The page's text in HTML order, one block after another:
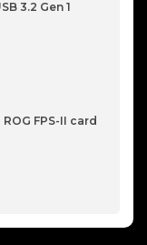
3.2 Gen 1
FPS-II card